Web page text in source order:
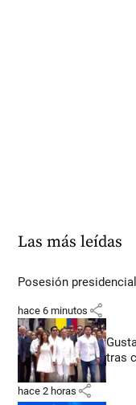
Las más leídas
Posesión
hace 6 minutos share
tras
hace 2 horas share